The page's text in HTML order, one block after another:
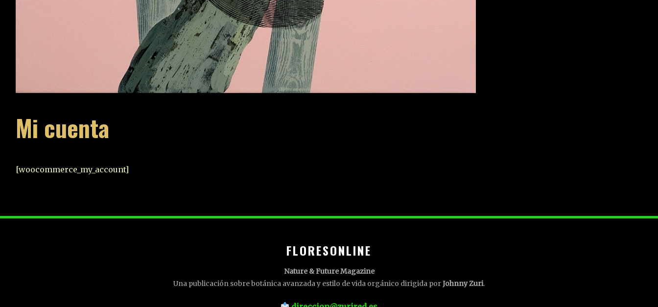
Mi cuenta
[woocommerce_my_account]
FLORESONLINE
Nature & Future Magazine
Una publicación sobre botánica avanzada y estilo de vida orgánico dirigida porJohnny Zuri.